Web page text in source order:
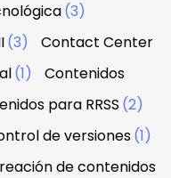
(3)
(3)
Contact Center
(1)
Contenidos
para RRSS (2)
de versiones(1)
de contenidos